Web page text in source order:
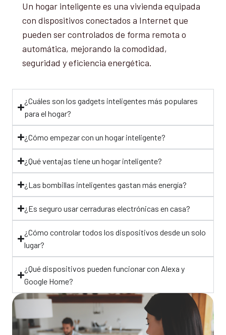
Un hogar inteligente es una vivienda equipada
con dispositivos conectados a Internet que
pueden ser controlados de forma remota o
automática, mejorando la comodidad,
seguridad y eficiencia energética.
¿Cuáles son los gadgets inteligentes más populares
para el hogar?
¿Cómo empezar con un hogar inteligente?
¿Qué ventajas tiene un hogar inteligente?
¿Las bombillas inteligentes gastan más energía?
¿Es seguro usar cerraduras electrónicas en casa?
¿Cómo controlar todos los dispositivos desde un solo
lugar?
¿Qué dispositivos pueden funcionar con Alexa y
Google Home?